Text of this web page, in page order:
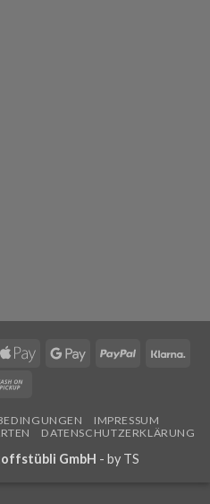
Apple
Google PayPal
Pickup
IMPRESSUM
DATENSCHUTZERKLÄRUNG
GmbH - by TS